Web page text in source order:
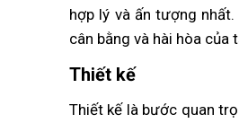
hợp lý và ấn tượng
cân bằng và hài hòa của
Thiết kế
Thiết kế là bước quan